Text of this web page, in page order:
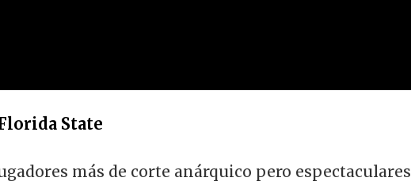
State
más de corte anárquico pero espectaculares